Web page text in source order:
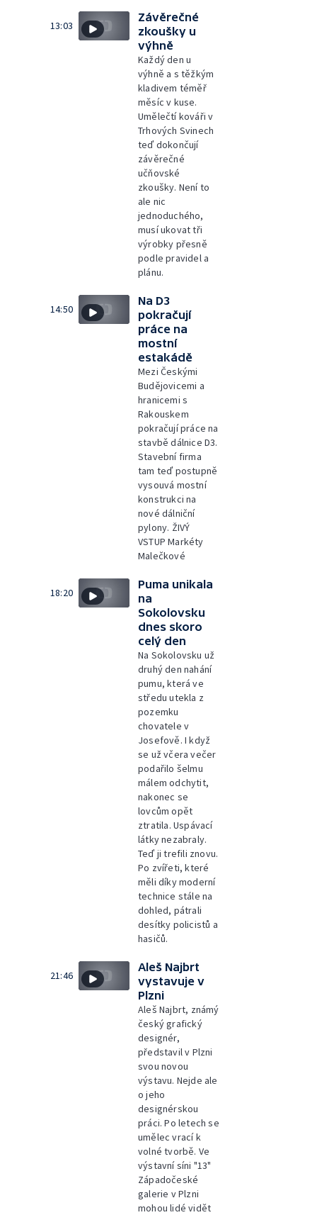
13:03
Závěrečné
zkoušky u
výhně
Každý den u
výhně a s těžkým
kladivem téměř
měsíc v kuse.
Umělečtí kováři v
Trhových Svinech
teď dokončují
závěrečné
učňovské
zkoušky. Není to
ale nic
jednoduchého,
musí ukovat tři
výrobky přesně
podle pravidel a
plánu.
14:50
Na D3
pokračují
práce na
mostní
estakádě
Mezi Českými
Budějovicemi a
hranicemi s
Rakouskem
pokračují práce na
stavbě dálnice D3.
Stavební firma
tam teď postupně
vysouvá mostní
konstrukci na
nové dálniční
pylony. ŽIVÝ
VSTUP Markéty
Malečkové
18:20
Puma unikala
na
Sokolovsku
dnes skoro
celý den
Na Sokolovsku už
druhý den nahání
pumu, která ve
středu utekla z
pozemku
chovatele v
Josefově. I když
se už včera večer
podařilo šelmu
málem odchytit,
nakonec se
lovcům opět
ztratila. Uspávací
látky nezabraly.
Teď ji trefili znovu.
Po zvířeti, které
měli díky moderní
technice stále na
dohled, pátrali
desítky policistů a
hasičů.
21:46
Aleš Najbrt
vystavuje v
Plzni
Aleš Najbrt, známý
český grafický
designér,
představil v Plzni
svou novou
výstavu. Nejde ale
o jeho
designérskou
práci. Po letech se
umělec vrací k
volné tvorbě. Ve
výstavní síni "13"
Západočeské
galerie v Plzni
mohou lidé vidět